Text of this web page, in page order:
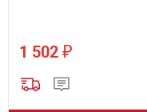
1 502 ₽